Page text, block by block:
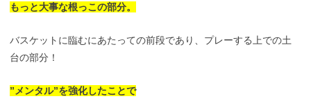
もっと大事な根っこの部分。
バスケットに臨むにあたっての前段であり、プレーする上での土
台の部分！
”メンタル”を強化したことで